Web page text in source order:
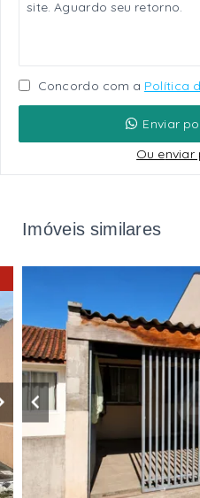
Concordo com a Política
Enviar
Ou enviar
Imóveis similares